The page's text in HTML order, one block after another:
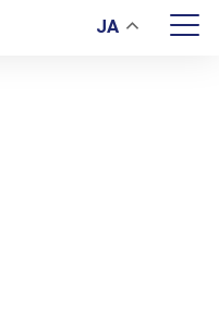
JA